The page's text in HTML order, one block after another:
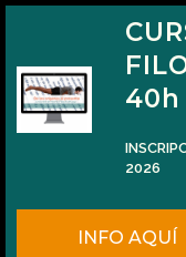
¿Para qué Dios
2026
INFO AQUÍ